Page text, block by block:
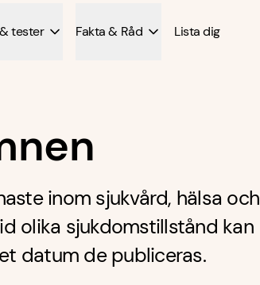
tester Fakta & Råd Lista dig
inom sjukvård, hälsa och
olika sjukdomstillstånd kan
datum de publiceras.